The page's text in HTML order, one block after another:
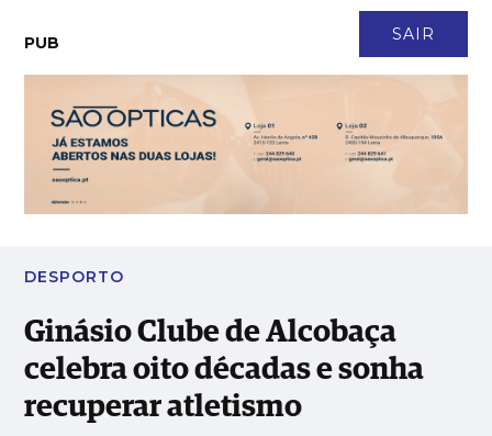
SAIR
PUB
Ginásio Clube de Alcobaça celebra oito décadas e sonha
recuperar atletismo
DESPORTO
Ginásio Clube de Alcobaça
celebra oito décadas e sonha
recuperar atletismo